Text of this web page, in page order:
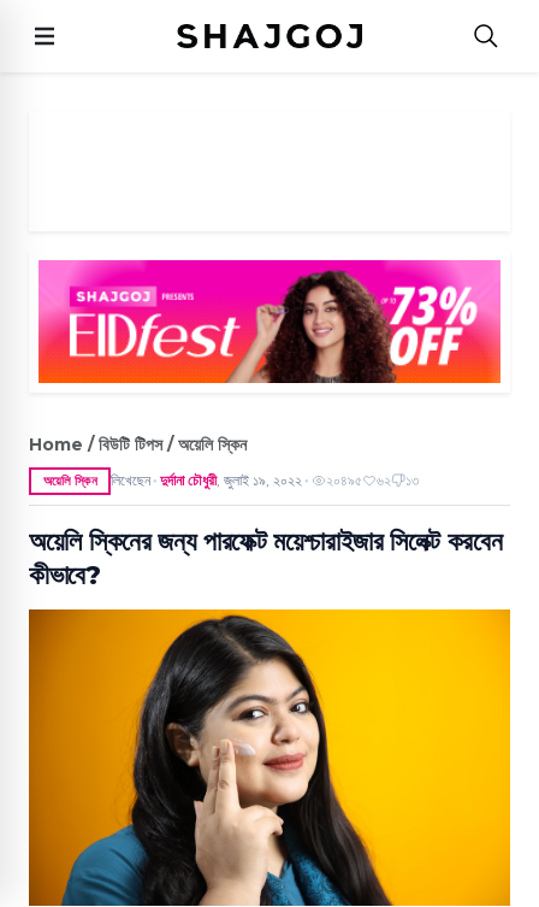
Home / বিউটি টিপস / অয়েলি স্কিন
অয়েলি স্কিন লিখেছেন ● দুর্দানা চৌধুরী,জুলাই ১৯, ২০২২ ● ২০৪৯৫ ৬২ ১৩
অয়েলি স্কিনের জন্য পারফেক্ট ময়েশ্চারাইজার সিলেক্ট করবেন
কীভাবে?